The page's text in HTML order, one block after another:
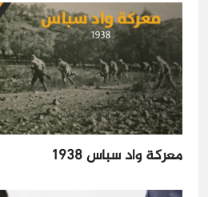
معركة واد سباس 1938